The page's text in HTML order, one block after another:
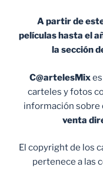
A partir de
películas hasta el
la sección
C@artelesMix
carteles y fotos
información sobre
venta
El copyright de los
pertenece a las